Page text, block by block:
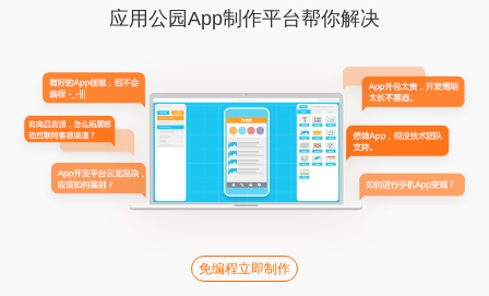
应用公园App制作平台帮你解决
免编程立即制作